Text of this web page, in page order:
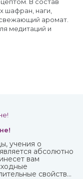
шафран, наги,
аромат.
медитаций и
учения о
абсолютно
вам
свойства,